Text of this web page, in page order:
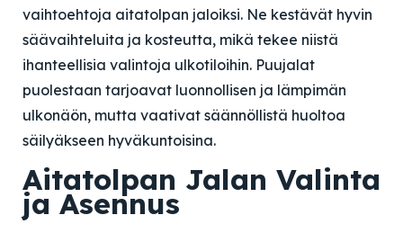
vaihtoehtoja aitatolpan jaloiksi. Ne kestävät hyvin
säävaihteluita ja kosteutta, mikä tekee niistä
ihanteellisia valintoja ulkotiloihin. Puujalat
puolestaan tarjoavat luonnollisen ja lämpimän
ulkonäön, mutta vaativat säännöllistä huoltoa
säilyäkseen hyväkuntoisina.
Aitatolpan Jalan Valinta
ja Asennus